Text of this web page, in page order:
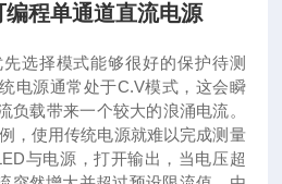
编程单通道直流电源
选择模式能够很好的保护待测
电源通常处于C.V模式，这会瞬
负载带来一个较大的浪涌电流。
，使用传统电源就难以完成测量
与电源，打开输出，当电压超